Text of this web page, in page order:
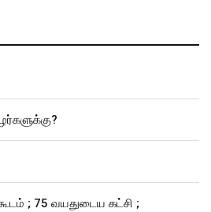
; 75 வயதுடைய கட்சி ;